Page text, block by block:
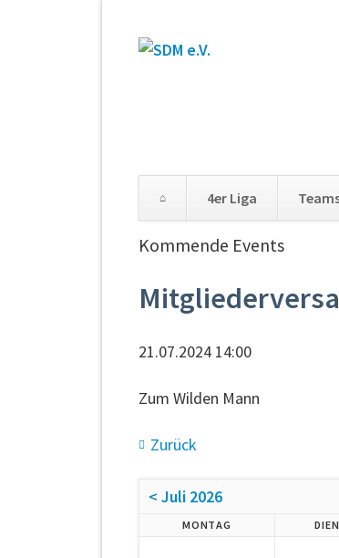
4er Liga
Kommende Events
21.07.2024 14:00
Zum Wilden Mann
Zurück
< Juli 2026
MONTAG